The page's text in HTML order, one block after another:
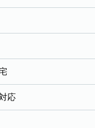
応